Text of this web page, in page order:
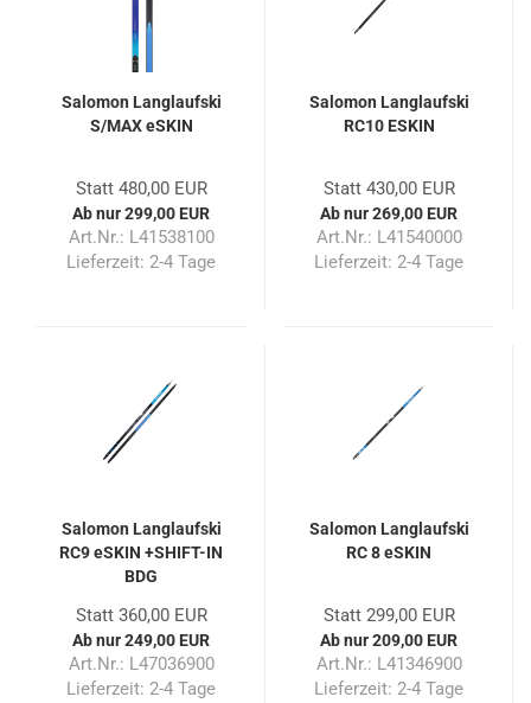
Salomon Langlaufski
S/MAX eSKIN
Statt 480,00 EUR
Ab nur 299,00 EUR
Art.Nr.: L41538100
Lieferzeit: 2-4 Tage
Salomon Langlaufski
RC10 ESKIN
Statt 430,00 EUR
Ab nur 269,00 EUR
Art.Nr.: L41540000
Lieferzeit: 2-4 Tage
Salomon Langlaufski
RC9 eSKIN +SHIFT-IN
BDG
Statt 360,00 EUR
Ab nur 249,00 EUR
Art.Nr.: L47036900
Lieferzeit: 2-4 Tage
Salomon Langlaufski
RC 8 eSKIN
Statt 299,00 EUR
Ab nur 209,00 EUR
Art.Nr.: L41346900
Lieferzeit: 2-4 Tage